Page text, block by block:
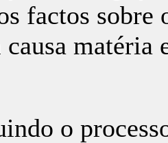
factos sobre
causa
o